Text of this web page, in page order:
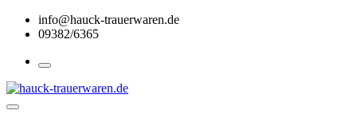
Skip
content
info@hauck-trauerwaren.de
09382/6365